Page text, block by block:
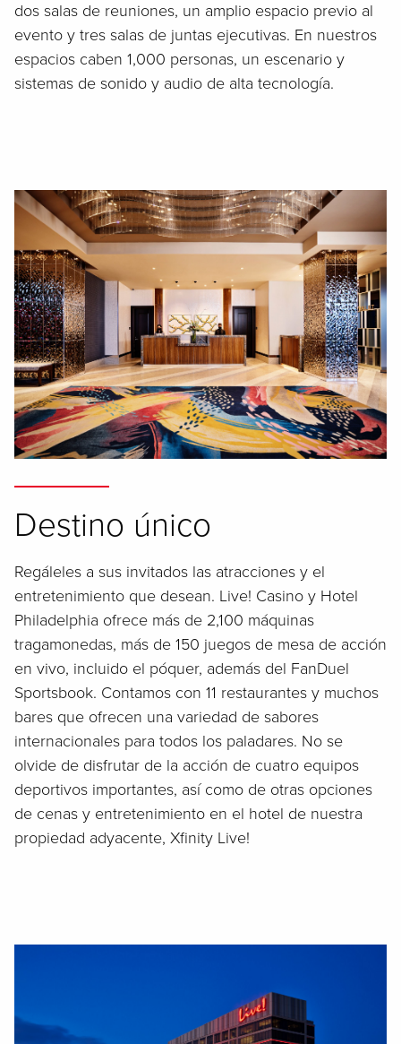
dos salas de reuniones, un amplio espacio previo al
evento y tres salas de juntas ejecutivas. En nuestros
espacios caben 1,000 personas, un escenario y
sistemas de sonido y audio de alta tecnología.
Destino único
Regáleles a sus invitados las atracciones y el
entretenimiento que desean. Live! Casino y Hotel
Philadelphia ofrece más de 2,100 máquinas
tragamonedas, más de 150 juegos de mesa de acción
en vivo, incluido el póquer, además del FanDuel
Sportsbook. Contamos con 11 restaurantes y muchos
bares que ofrecen una variedad de sabores
internacionales para todos los paladares. No se
olvide de disfrutar de la acción de cuatro equipos
deportivos importantes, así como de otras opciones
de cenas y entretenimiento en el hotel de nuestra
propiedad adyacente, Xfinity Live!